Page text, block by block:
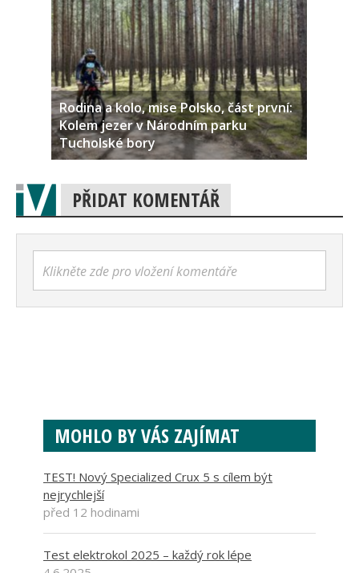
Rodina a kolo, mise Polsko, část první:
Kolem jezer v Národním parku
Tucholské bory
PŘIDAT KOMENTÁŘ
Klikněte zde pro vložení komentáře
MOHLO BY VÁS ZAJÍMAT
TEST! Nový Specialized Crux 5 s cílem být
nejrychlejší
před 12 hodinami
Test elektrokol 2025 – každý rok lépe